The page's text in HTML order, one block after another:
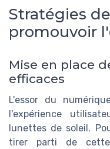
Stratégies
promouvoir
Mise en place
efficaces
L'essor du
l'expérience
lunettes de soleil.
tirer parti de